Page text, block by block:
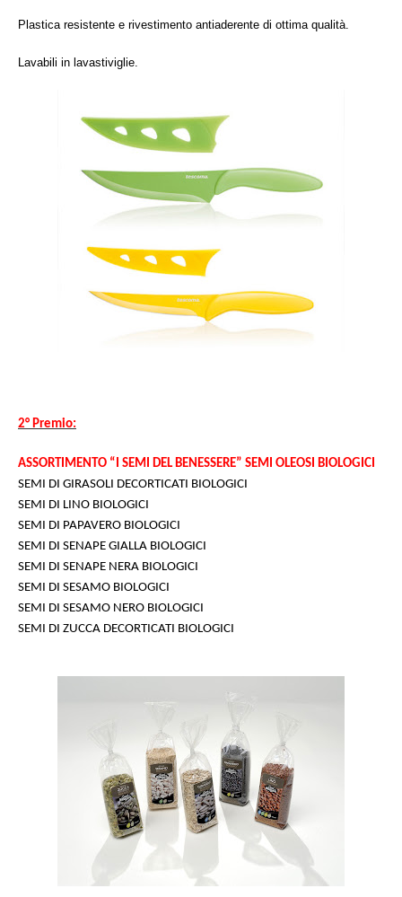
Plastica resistente e rivestimento antiaderente di ottima qualità.
Lavabili in lavastiviglie.
2° Premio:
ASSORTIMENTO “I SEMI DEL BENESSERE” SEMI OLEOSI BIOLOGICI
SEMI DI GIRASOLI DECORTICATI BIOLOGICI
SEMI DI LINO BIOLOGICI
SEMI DI PAPAVERO BIOLOGICI
SEMI DI SENAPE GIALLA BIOLOGICI
SEMI DI SENAPE NERA BIOLOGICI
SEMI DI SESAMO BIOLOGICI
SEMI DI SESAMO NERO BIOLOGICI
SEMI DI ZUCCA DECORTICATI BIOLOGICI